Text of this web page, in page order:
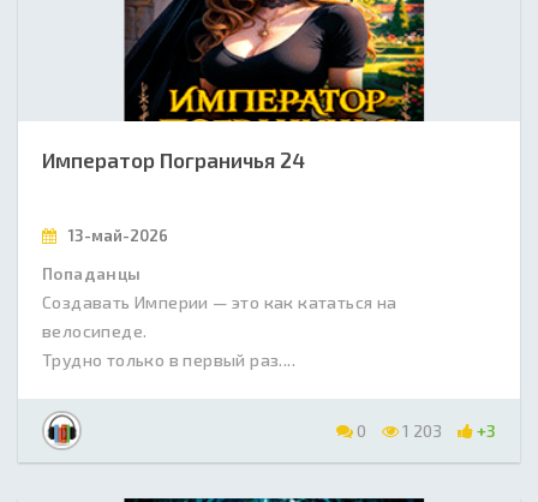
Император Пограничья 24
13-май-2026
Попаданцы
Создавать Империи — это как кататься на
велосипеде.
Трудно только в первый раз....
0 1 203 +3